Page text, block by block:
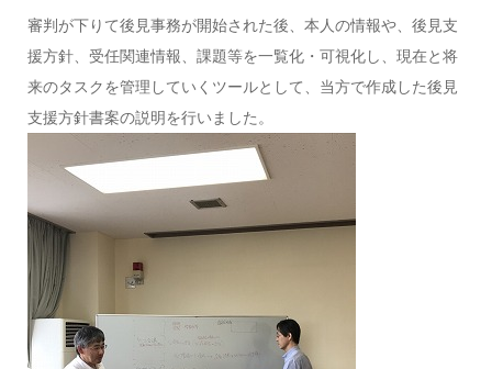
審判が下りて後見事務が開始された後、本人の情報や、後見支
援方針、受任関連情報、課題等を一覧化・可視化し、現在と将
来のタスクを管理していくツールとして、当方で作成した後見
支援方針書案の説明を行いました。